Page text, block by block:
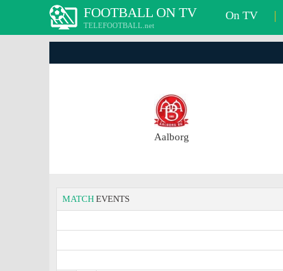
FOOTBALL ON TV
TELEFOOTBALL.net
On TV |
Aalborg
MATCH EVENTS